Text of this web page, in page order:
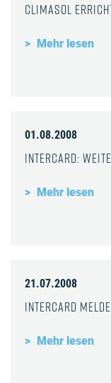
Climasol
Mehr lesen
01.08.2008
InterCard:
Mehr lesen
21.07.2008
InterCard
Mehr lesen